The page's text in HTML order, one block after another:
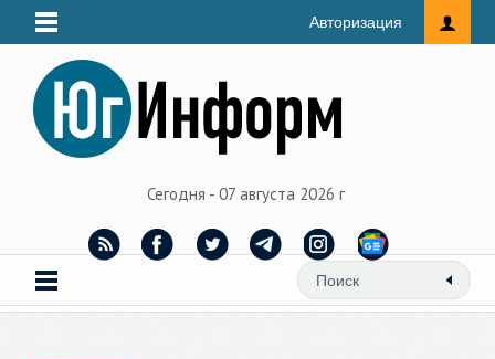
Авторизация
Сегодня - 07 августа 2026 г